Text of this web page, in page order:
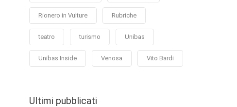
Rionero in Vulture Rubriche
teatro turismo Unibas
Unibas Inside Venosa Vito Bardi
Ultimi pubblicati